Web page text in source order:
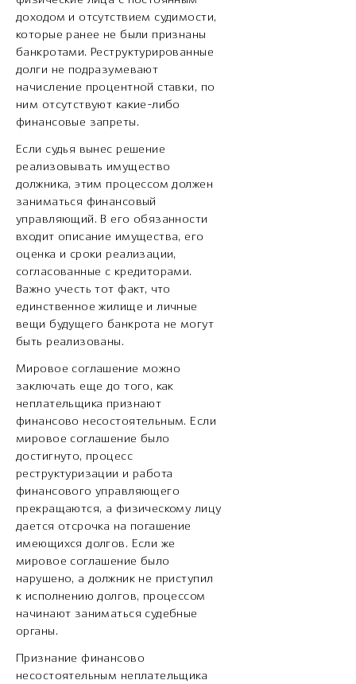
доходом и отсутствием судимости,
которые ранее не были признаны
банкротами. Реструктурированные
долги не подразумевают
начисление процентной ставки, по
ним отсутствуют какие-либо
финансовые запреты.
Если судья вынес решение
реализовывать имущество
должника, этим процессом должен
заниматься финансовый
управляющий. В его обязанности
входит описание имущества, его
оценка и сроки реализации,
согласованные с кредиторами.
Важно учесть тот факт, что
единственное жилище и личные
вещи будущего банкрота не могут
быть реализованы.
Мировое соглашение можно
заключать еще до того, как
неплательщика признают
финансово несостоятельным. Если
мировое соглашение было
достигнуто, процесс
реструктуризации и работа
финансового управляющего
прекращаются, а физическому лицу
дается отсрочка на погашение
имеющихся долгов. Если же
мировое соглашение было
нарушено, а должник не приступил
к исполнению долгов, процессом
начинают заниматься судебные
органы.
Признание финансово
несостоятельным неплательщика